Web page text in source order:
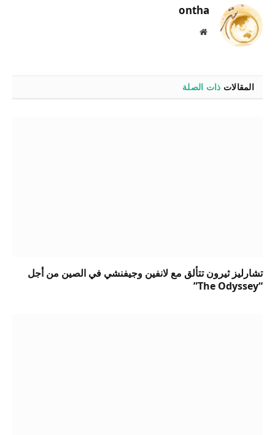
ontha
موقع
المقالات ذات الصلة
تشارليز ثيرون تتألق مع لانفين وجيفنشي في الصين من أجل
“The Odyssey”